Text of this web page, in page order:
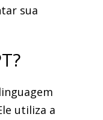
sua
utiliza a